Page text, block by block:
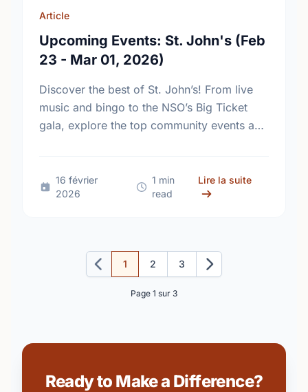
Article
Upcoming Events: St. John's (Feb
23 - Mar 01, 2026)
Discover the best of St. John’s! From live
music and bingo to the NSO’s Big Ticket
gala, explore the top community events and
16 février
2026
1 min
read
Lire la suitesur
Précédent
1 2 3 Suivant
Page 1 sur 3
Ready to Make a Difference?